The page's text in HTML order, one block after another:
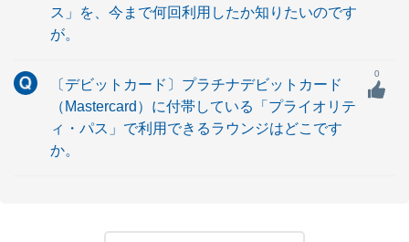
ス」を、今まで何回利用したか知りたいのです
が。
〔デビットカード〕プラチナデビットカード
（Mastercard）に付帯している「プライオリテ
ィ・パス」で利用できるラウンジはどこです
か。
0